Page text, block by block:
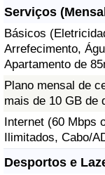
Serviços
Básicos
Arrefecimento,
Apartamento de
Plano mensal de
mais de 10 GB de
Internet (60 Mbps
Ilimitados, Cabo/
Desportos e